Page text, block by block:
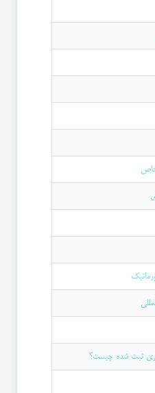
ثبت شده چیست؟